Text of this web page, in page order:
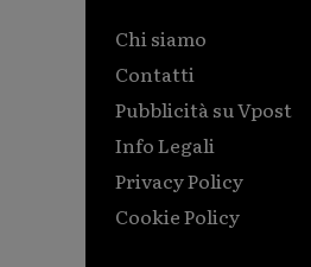
Chi siamo
Contatti
Pubblicità su Vpost
Info Legali
Privacy Policy
Cookie Policy